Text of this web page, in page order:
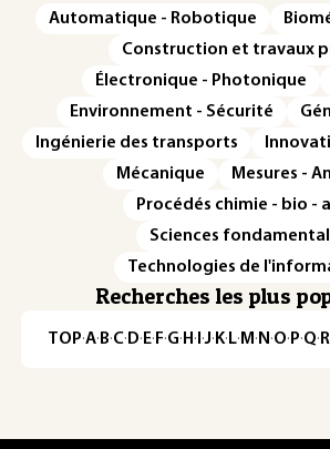
Automatique - Robotique
Construction et travaux
Électronique - Photonique
Environnement - Sécurité
Ingénierie des transports
Mécanique
Mesures -
Procédés chimie - bio -
Sciences
Technologies de
Recherches les plus
TOP·A·B·C·D·E·F·G·H·I·J·K·L·M·N·O·P·Q·R